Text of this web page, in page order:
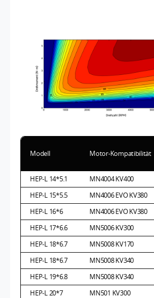
Modell Motor-Kompatibilität
HEP-L 14*5.1 MN4004 KV400
HEP-L 15*5.5
MN4006 EVO KV380
HEP-L 16*6
MN4006 EVO KV380
HEP-L 17*6.6
MN5006 KV300
HEP-L 18*6.7
MN5008 KV170
HEP-L 18*6.7
MN5008 KV340
HEP-L 19*6.8
MN5008 KV340
HEP-L 20*7
MN501 KV300